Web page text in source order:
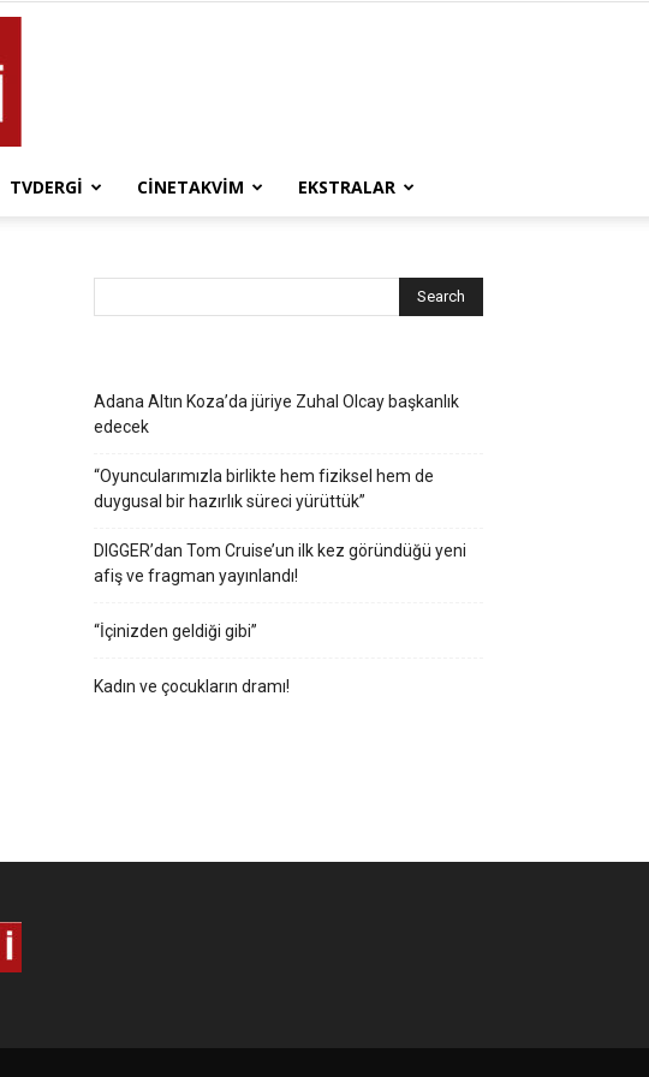
TVDERGI CINETAKVIM EKSTRALAR
Adana Altın Koza’da jüriye Zuhal Olcay başkanlık
edecek
“Oyuncularımızla birlikte hem fiziksel hem de
duygusal bir hazırlık süreci yürüttük”
DIGGER’dan Tom Cruise’un ilk kez göründüğü yeni
afiş ve fragman yayınlandı!
“İçinizden geldiği gibi”
Kadın ve çocukların dramı!